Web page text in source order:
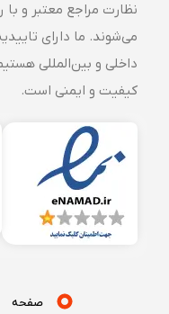
نظارت مراجع معتبر و با
می‌شوند. ما دارای
داخلی و بین‌المللی هستیم
کیفیت و ایمنی است.
صفحه